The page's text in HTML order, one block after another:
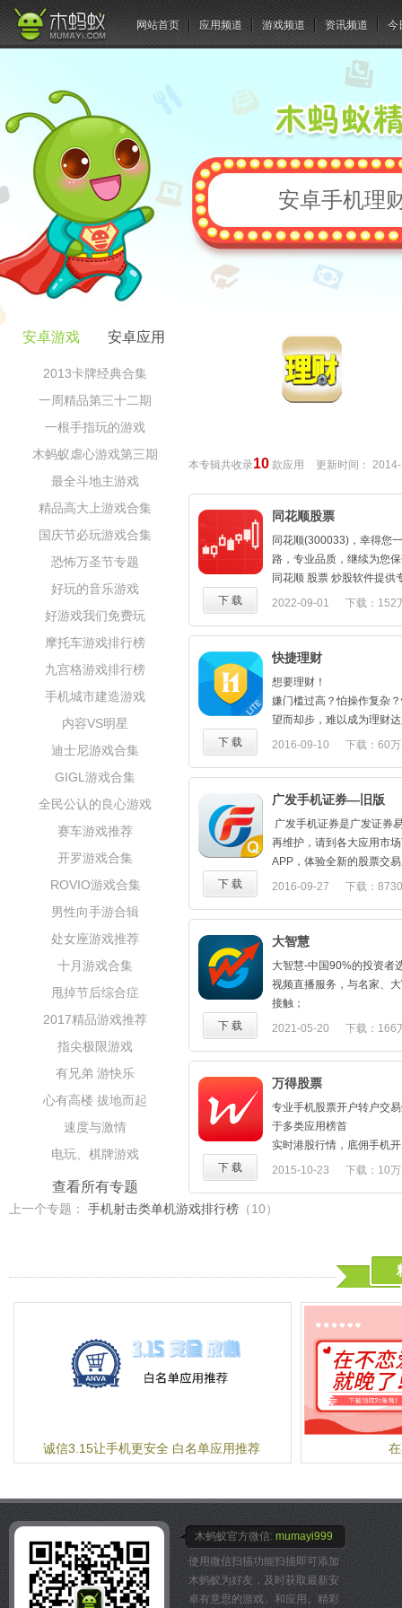
网站首页 应用频道 游戏频道 资讯频道 今
安卓手机理
安卓游戏 安卓应用
2013卡牌经典合集
一周精品第三十二期
一根手指玩的游戏
木蚂蚁虐心游戏第三期
最全斗地主游戏
精品高大上游戏合集
国庆节必玩游戏合集
恐怖万圣节专题
好玩的音乐游戏
好游戏我们免费玩
摩托车游戏排行榜
九宫格游戏排行榜
手机城市建造游戏
内容VS明星
迪士尼游戏合集
GIGL游戏合集
全民公认的良心游戏
赛车游戏推荐
开罗游戏合集
ROVIO游戏合集
男性向手游合辑
处女座游戏推荐
十月游戏合集
甩掉节后综合症
2017精品游戏推荐
指尖极限游戏
有兄弟 游快乐
心有高楼 拔地而起
速度与激情
电玩、棋牌游戏
查看所有专题
本专辑共收录10 款应用 更新时间：
同花顺股票
同花顺(300033)，幸得您
路，专业品质，继续为您
同花顺 股票 炒股软件提供
速交易；全面金融数据，
融资融券，全面一站式理
择。
神奇九转：发现股价拐点
智能盯盘：盘面异动，涨
观点，大事提醒，股价预
自选分组：多平台云同步
股详细数据一目了然
到支撑位、阻力位
问财选股：主题投资，形
标等各种丰富选股，轻松
专属资讯：个性化资讯推
报，抓紧先机
闪电下单：支持全国众多
快卖，投资下单快人一步
业证券)
不管你想学习股票入门知
绝招，炒股票高手就用同
老牌炒股软件同花顺，凭
验及股民口口相传，在大
择！
各种建议和意见，欢迎您
您的一句话，使我为您优
客服热线：952555
2022-09-01 下载：152
175.10M
下 载
快捷理财
想要理财！
嫌门槛过高？怕操作复杂
望而却步，难以成为理财
别怕，有了华西证券理财
上百万用户的理性选择，
财神器！
●26年专业金融服务经验
●74家线下营业网点，近
●21亿注册资本
●已为100万+用户提供投
【储蓄理财】
2、365天，节假日也能享
3、理财专家（快捷版），
【安全保障】
1、更安全：国家正规金融
年；
3、更放心：关闭支付功能
里；
1、更方便：一键快速注册
2、更快捷：随存随取，取
官方微信：华西证券理财
2016-09-10 下载：60
下 载
广发手机证券—旧版
广发手机证券是广发证券
再维护，请到各大应用市
APP，体验全新的股票交
2016-09-27
下载：
下 载
大智慧
大智慧-中国90%的投资者
视频直播服务，与名家、
接触；
大智慧提供精选理财产品
2021-05-20 下载：166
下 载
万得股票
专业手机股票开户转户交
于多类应用榜首
实时港股行情，底佣手机
富市场机会，今日题材，
【实时港股行情】配合沪
提供实时港股行情。
【极速手机交易】专业为
下单功能，极简操作，一
【丰富市场机会】网罗市
略和投资建议
【最牛新股日历】日历形
紧密跟踪每支新股的申购
【今日题材】1000位新闻
【实时新闻资讯】
【盈利预测】限时免费体
测，最全的国内证券机构
【全球市场行情】品种更
股、港股、海外股、概念
2015-10-23 下载：10
下 载
上一个专题： 手机射击类单机游戏排行榜 （10）
诚信3.15让手机更安全 白名单应用推荐
木蚂蚁官方微信: mumayi999
使用微信扫描功能扫描即可添加
木蚂蚁为好友，及时获取最新安
卓有意思的游戏、和应用。精彩